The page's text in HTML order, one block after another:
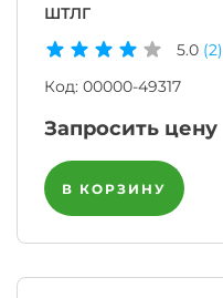
ШТЛГ
5.0 (2)
Код: 00000-49317
Запросить цену
В КОРЗИНУ